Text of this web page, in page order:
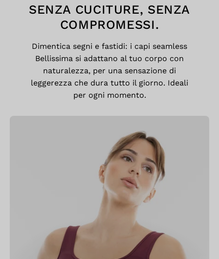
SENZA CUCITURE, SENZA
COMPROMESSI.
Dimentica segni e fastidi: i capi seamless
Bellissima si adattano al tuo corpo con
naturalezza, per una sensazione di
leggerezza che dura tutto il giorno. Ideali
per ogni momento.